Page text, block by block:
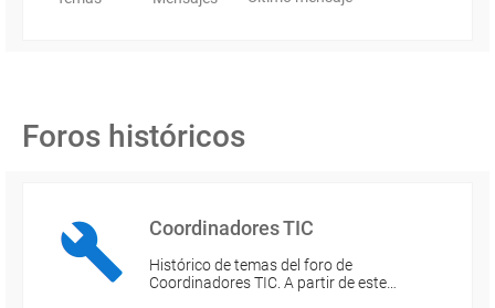
Foros históricos
Coordinadores TIC
Histórico de temas del foro de
Coordinadores TIC. A partir de este…